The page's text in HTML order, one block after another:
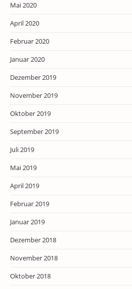
Mai 2020
April 2020
Februar 2020
Januar 2020
Dezember 2019
November 2019
Oktober 2019
September 2019
Juli 2019
Mai 2019
April 2019
Februar 2019
Januar 2019
Dezember 2018
November 2018
Oktober 2018